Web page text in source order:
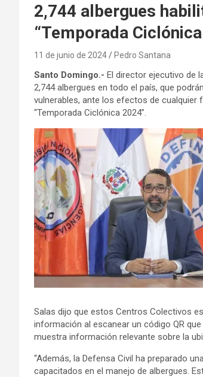
2,744 albergues
“Temporada
11 de junio de 2024 Pedro Santana
Santo Domingo.- El director ejecutivo de
2,744 albergues en todo el país, que
vulnerables, ante los efectos de
“Temporada Ciclónica 2024”.
Salas dijo que estos Centros Colectivos
información al escanear un código QR
muestra información relevante sobre la
“Además, la Defensa Civil ha preparado
capacitados en el manejo de albergues.